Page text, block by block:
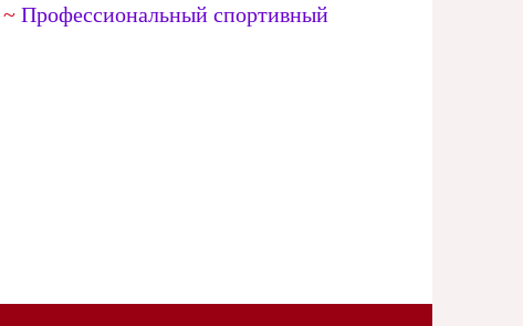
~ Профессиональный спортивный